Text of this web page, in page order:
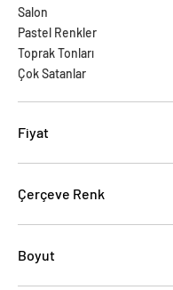
Salon
Pastel Renkler
Toprak Tonları
Çok Satanlar
Fiyat
Çerçeve Renk
Boyut